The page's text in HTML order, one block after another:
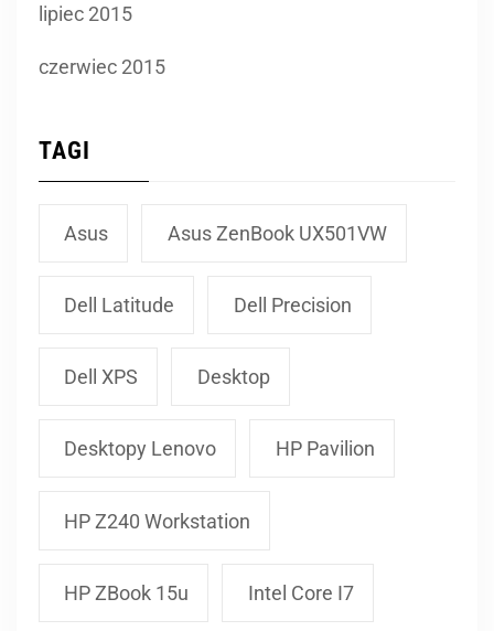
lipiec 2015
czerwiec 2015
TAGI
Asus Asus ZenBook UX501VW
Dell Latitude Dell Precision
Dell XPS Desktop
Desktopy Lenovo HP Pavilion
HP Z240 Workstation
HP ZBook 15u Intel Core I7